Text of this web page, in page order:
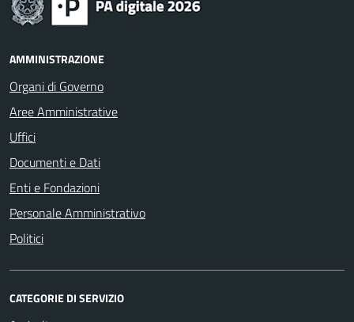
AMMINISTRAZIONE
Organi di Governo
Aree Amministrative
Uffici
Documenti e Dati
Enti e Fondazioni
Personale Amministrativo
Politici
CATEGORIE DI SERVIZIO